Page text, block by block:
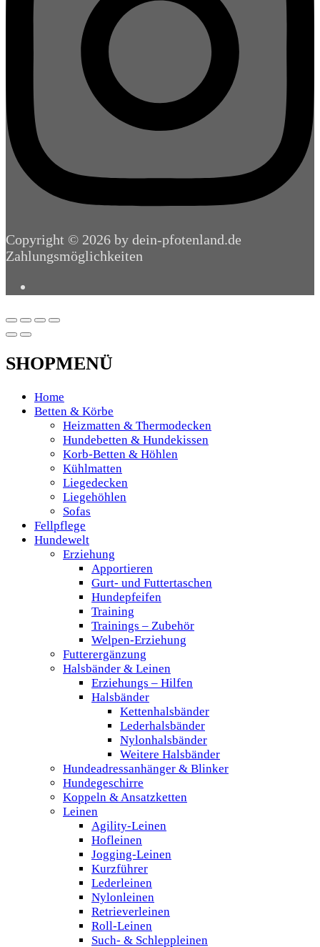
Copyright © 2026 by dein-pfotenland.de
Zahlungsmöglichkeiten
SHOPMENÜ
Home
Betten & Körbe
Heizmatten & Thermodecken
Hundebetten & Hundekissen
Korb-Betten & Höhlen
Kühlmatten
Liegedecken
Liegehöhlen
Sofas
Fellpflege
Hundewelt
Erziehung
Apportieren
Gurt- und Futtertaschen
Hundepfeifen
Training
Trainings – Zubehör
Welpen-Erziehung
Futterergänzung
Halsbänder & Leinen
Erziehungs – Hilfen
Halsbänder
Kettenhalsbänder
Lederhalsbänder
Nylonhalsbänder
Weitere Halsbänder
Hundeadressanhänger & Blinker
Hundegeschirre
Koppeln & Ansatzketten
Leinen
Agility-Leinen
Hofleinen
Jogging-Leinen
Kurzführer
Lederleinen
Nylonleinen
Retrieverleinen
Roll-Leinen
Such- & Schleppleinen